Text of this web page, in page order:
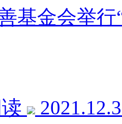
基金会举